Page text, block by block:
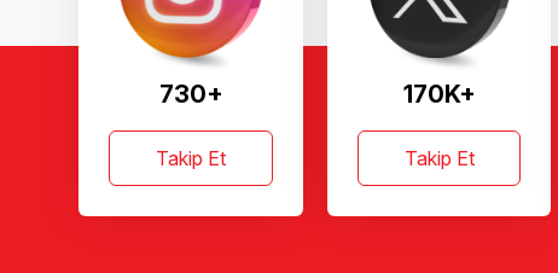
730+
Takip Et
170K+
Takip Et